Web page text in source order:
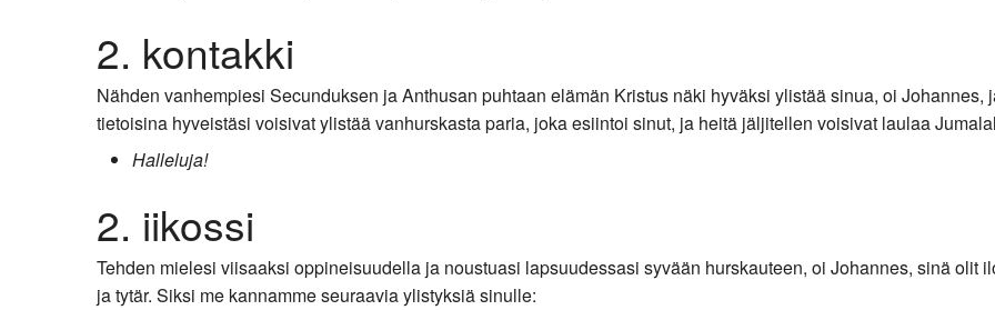
2. kontakki
Nähden vanhempiesi Secunduksen ja Anthusan puhtaan elämän Kristus näki hyväksi ylistää sinua, oi
tietoisina hyveistäsi voisivat ylistää vanhurskasta paria, joka esiintoi sinut, ja heitä jäljitellen voisivat laulaa
Halleluja!
2. iikossi
Tehden mielesi viisaaksi oppineisuudella ja noustuasi lapsuudessasi syvään hurskauteen, oi Johannes, sinä olit
ja tytär. Siksi me kannamme seuraavia ylistyksiä sinulle: